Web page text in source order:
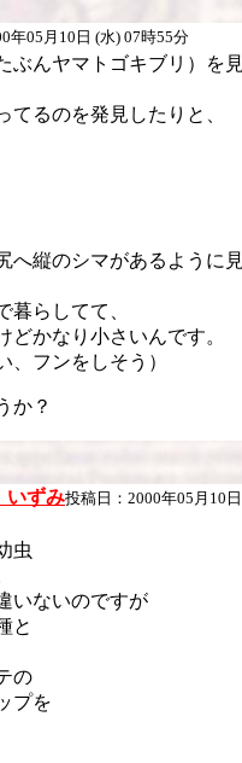
年05月10日 (水) 07時55分
ぶんヤマトゴキブリ）を
るのを発見したりと、
へ縦のシマがあるように見
らしてて、
かなり小さいんです。
、フンをしそう）
か？
いずみ投稿日：2000年05月10
虫
いないのですが
と
の
プを